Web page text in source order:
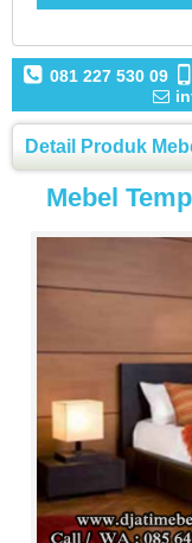
081 227 530 09
Detail Produk
Mebel